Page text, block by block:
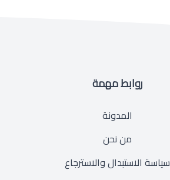
روابط مهمة
المدونة
من نحن
سياسة الاستبدال والاسترجاع